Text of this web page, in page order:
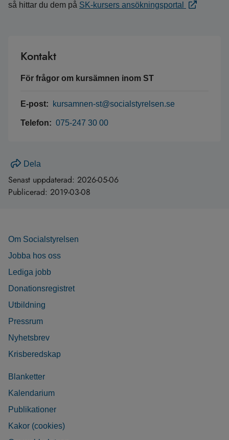
så hittar du dem på SK-kursers ansökningsportal
Kontakt
För frågor om kursämnen inom ST
E-post: kursamnen-st@socialstyrelsen.se
Telefon: 075-247 30 00
Dela
Senast uppdaterad: 2026-05-06
Publicerad: 2019-03-08
Om Socialstyrelsen
Jobba hos oss
Lediga jobb
Donationsregistret
Utbildning
Pressrum
Nyhetsbrev
Krisberedskap
Blanketter
Kalendarium
Publikationer
Kakor (cookies)